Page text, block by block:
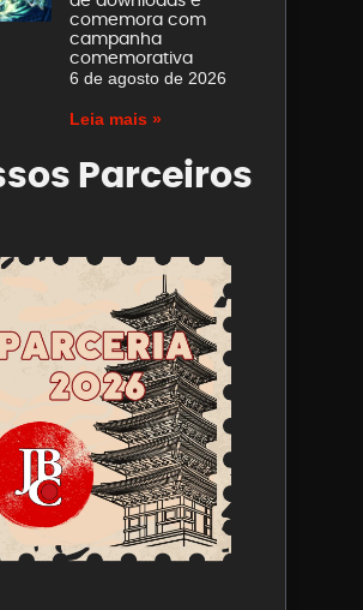
comemora com
campanha
comemorativa
6 de agosto de 2026
Leia mais »
Parceiros